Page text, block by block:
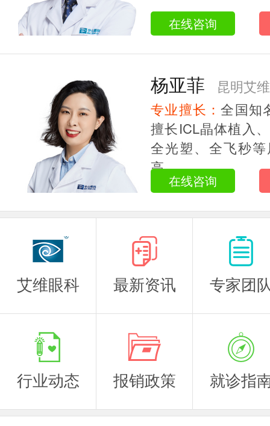
在线咨询
杨亚菲
昆明艾
主任医师
专业擅长：全国知
擅长ICL晶体植入
全光塑、全飞秒
高...
在线咨询
艾维眼科 最新资讯 专家团
行业动态 报销政策 就诊指